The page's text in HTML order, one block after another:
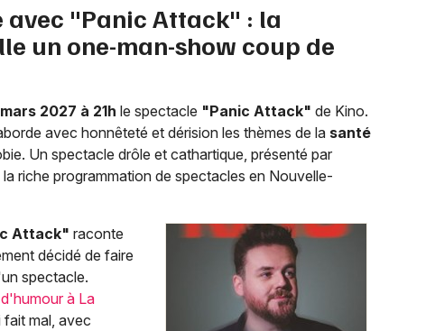
Actus à La Rochelle
Magazine à La Rochelle
17 - Charente-Maritime
Choisir mes départements
avec "Panic Attack" : la
un one-man-show coup de
2027 à 21h le spectacle "Panic Attack" de Kino.
avec honnêteté et dérision les thèmes de la santé
Un spectacle drôle et cathartique, présenté par
riche programmation de spectacles en Nouvelle-
Attack" raconte
décidé de faire
spectacle.
à La
fait mal, avec